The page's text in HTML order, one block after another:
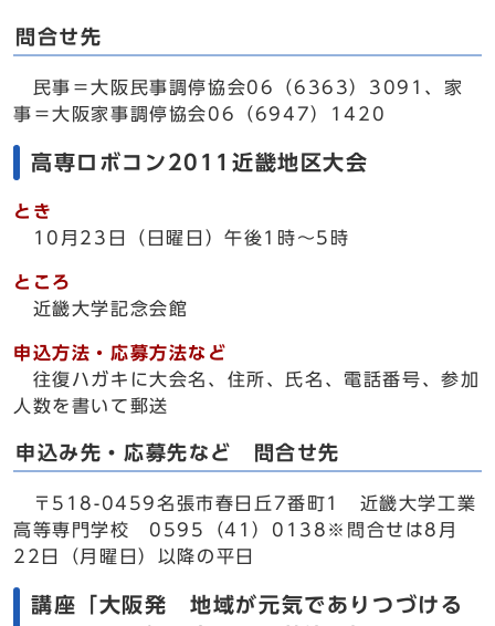
問合せ先
民事＝大阪民事調停協会06（6363）3091、家
事＝大阪家事調停協会06（6947）1420
高専ロボコン2011近畿地区大会
とき
10月23日（日曜日）午後1時～5時
ところ
近畿大学記念会館
申込方法・応募方法など
往復ハガキに大会名、住所、氏名、電話番号、参加
人数を書いて郵送
申込み先・応募先など 問合せ先
〒518-0459名張市春日丘7番町1 近畿大学工業
高等専門学校 0595（41）0138※問合せは8月
22日（月曜日）以降の平日
講座「大阪発 地域が元気でありつづける